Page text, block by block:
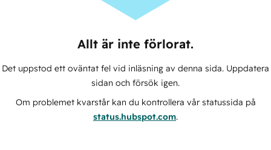
Allt är inte förlorat.
Det uppstod ett oväntat fel vid inläsning av denna sida. Uppdatera
sidan och försök igen.
Om problemet kvarstår kan du kontrollera vår statussida på
status.hubspot.com.